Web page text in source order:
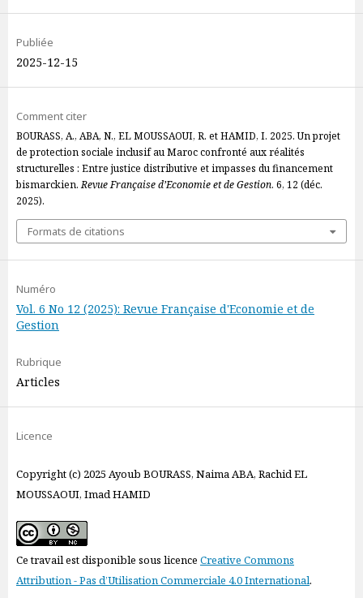
Publiée
2025-12-15
Comment citer
BOURASS, A., ABA, N., EL MOUSSAOUI, R. et HAMID, I. 2025. Un projet
de protection sociale inclusif au Maroc confronté aux réalités
structurelles : Entre justice distributive et impasses du financement
bismarckien.Revue Française d’Economie et de Gestion. 6, 12 (déc.
2025).
Formats de citations
Numéro
Vol. 6 No 12 (2025): Revue Française d'Economie et de
Gestion
Rubrique
Articles
Licence
Copyright (c) 2025 Ayoub BOURASS, Naima ABA, Rachid EL
MOUSSAOUI, Imad HAMID
Ce travail est disponible sous licence Creative Commons
Attribution - Pas d’Utilisation Commerciale 4.0 International.